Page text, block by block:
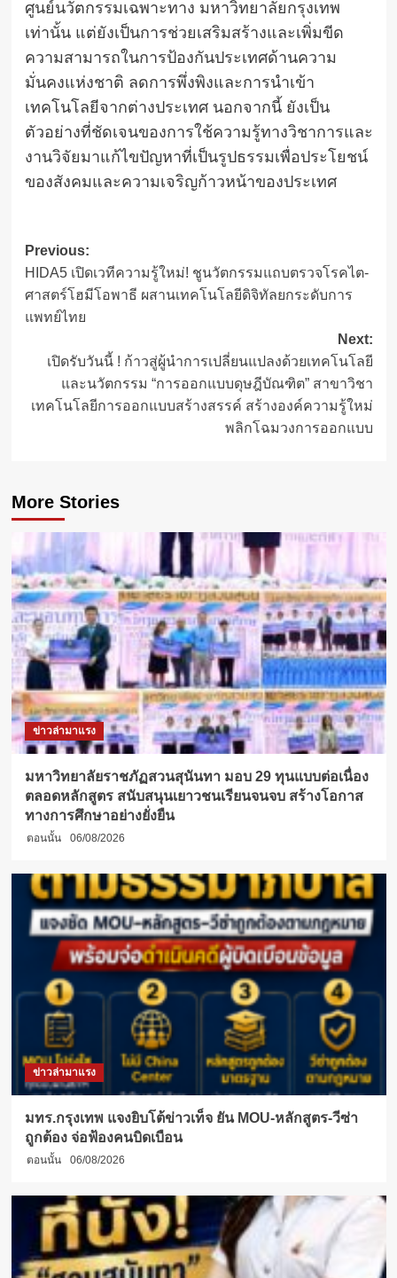
ศูนย์นวัตกรรมเฉพาะทาง มหาวิทยาลัยกรุงเทพ
เท่านั้น แต่ยังเป็นการช่วยเสริมสร้างและเพิ่มขีด
ความสามารถในการป้องกันประเทศด้านความ
มั่นคงแห่งชาติ ลดการพึ่งพิงและการนำเข้า
เทคโนโลยีจากต่างประเทศ นอกจากนี้ ยังเป็น
ตัวอย่างที่ชัดเจนของการใช้ความรู้ทางวิชาการและ
งานวิจัยมาแก้ไขปัญหาที่เป็นรูปธรรมเพื่อประโยชน์
ของสังคมและความเจริญก้าวหน้าของประเทศ
Post
navigation
Previous:
HIDA5 เปิดเวทีความรู้ใหม่! ชูนวัตกรรมแถบตรวจโรคไต-
ศาสตร์โฮมีโอพาธี ผสานเทคโนโลยีดิจิทัลยกระดับการ
แพทย์ไทย
Next:
เปิดรับวันนี้ ! ก้าวสู่ผู้นำการเปลี่ยนแปลงด้วยเทคโนโลยี
และนวัตกรรม “การออกแบบดุษฎีบัณฑิต” สาขาวิชา
เทคโนโลยีการออกแบบสร้างสรรค์ สร้างองค์ความรู้ใหม่
พลิกโฉมวงการออกแบบ
More Stories
ข่าวล่ามาแรง
มหาวิทยาลัยราชภัฏสวนสุนันทา มอบ 29 ทุนแบบต่อเนื่อง
ตลอดหลักสูตร สนับสนุนเยาวชนเรียนจนจบ สร้างโอกาส
ทางการศึกษาอย่างยั่งยืน
ตอนนั้น 06/08/2026
ข่าวล่ามาแรง
มทร.กรุงเทพ แจงยิบโต้ข่าวเท็จ ยัน MOU-หลักสูตร-วีซ่า
ถูกต้อง จ่อฟ้องคนบิดเบือน
ตอนนั้น 06/08/2026